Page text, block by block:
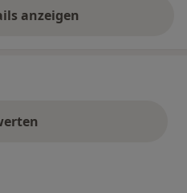
anzeigen
über die Adresse